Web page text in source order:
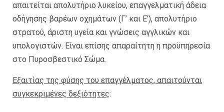
απαιτείται απολυτήριο λυκείου, επαγγελματική άδεια
οδήγησης βαρέων οχημάτων (Γ’ και Ε’), απολυτήριο
στρατού, άριστη υγεία και γνώσεις αγγλικών και
υπολογιστών. Είναι επίσης απαραίτητη η προϋπηρεσία
στο Πυροσβεστικό Σώμα.
Εξαιτίας της φύσης του επαγγέλματος, απαιτούνται
συγκεκριμένες δεξιότητες: